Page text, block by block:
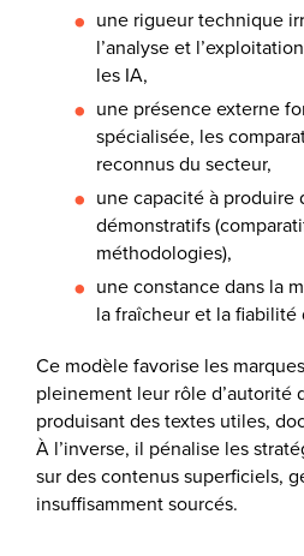
une rigueur technique
l’analyse et
les IA,
une présence externe
spécialisée, les
reconnus du secteur,
une capacité à produire
démonstratifs
méthodologies),
une constance dans la
la fraîcheur et la fiabilité
Ce modèle favorise les
pleinement leur rôle d’autorité
produisant des textes utiles,
À l’inverse, il pénalise les
sur des contenus superficiels,
insuffisamment sourcés.